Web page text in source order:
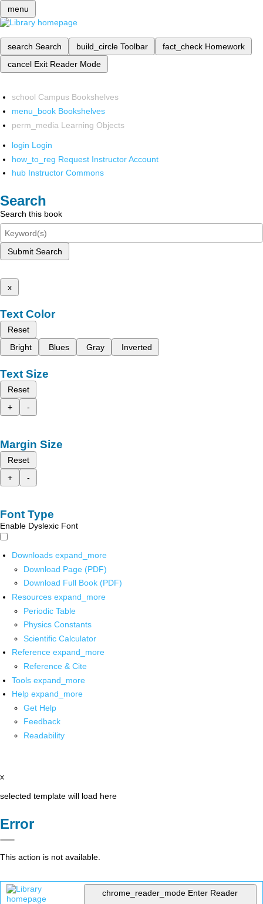
menu
search Search build_circle Toolbar fact_check Homework
cancel Exit Reader Mode
school Campus Bookshelves
menu_book Bookshelves
perm_media Learning Objects
login Login
how_to_reg Request Instructor Account
hub Instructor Commons
Search
Search this book
Submit Search
x
Text Color
Reset
Bright
Blues Gray Inverted
Text Size
Reset
+
-
Margin Size
Reset
+
-
Font Type
Enable Dyslexic Font
Downloads expand_more
Download Page (PDF)
Download Full Book (PDF)
Resources expand_more
Periodic Table
Physics Constants
Scientific Calculator
Reference expand_more
Reference & Cite
Tools expand_more
Help expand_more
Get Help
Feedback
Readability
x
selected template will load here
Error
This action is not available.
chrome_reader_mode Enter Reader